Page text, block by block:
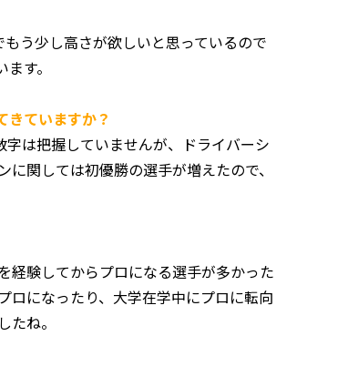
う少し高さが欲しいと思っているので
す。
ていますか？
は把握していませんが、ドライバーシ
関しては初優勝の選手が増えたので、
験してからプロになる選手が多かった
ロになったり、大学在学中にプロに転向
ね。